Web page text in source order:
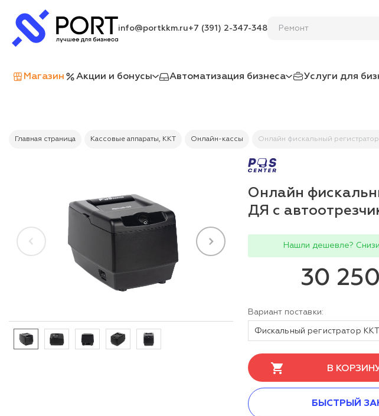
info@portkkm.ru+7 (391) 2-347-348
Магазин Акции и бонусы Автоматизация бизнеса Услуги для
Главная страница Кассовые аппараты, ККТ Онлайн-кассы Онлайн фискальный
Онлайн
ДЯ с
Нашли дешевле?
30
Вариант поставки:
В
БЫСТРЫЙ